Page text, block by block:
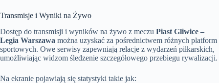
Transmisje i Wyniki na Żywo
Dostęp do transmisji i wyników na żywo z meczu Piast Gliwice –
Legia Warszawa można uzyskać za pośrednictwem różnych platform
sportowych. Owe serwisy zapewniają relacje z wydarzeń piłkarskich,
umożliwiając widzom śledzenie szczegółowego przebiegu rywalizacji.
Na ekranie pojawiają się statystyki takie jak: